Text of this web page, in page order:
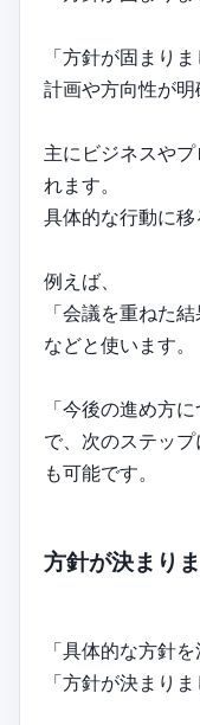
「方針が固まりま
計画や方向性が明
主にビジネスや
れます。
具体的な行動に移
例えば、
「会議を重ねた
などと使います。
「今後の進め方
で、次のステッ
も可能です。
方針が決まり
「具体的な方針
「方針が決まり